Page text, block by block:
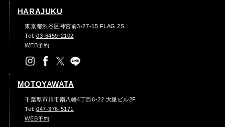
HARAJUKU
東京都渋谷区神宮前3-27-15 FLAG 2S
Tel:03-6459-2102
WEB予約
MOTOYAWATA
千葉県市川市南八幡4丁目6-22 大星ビル2F
Tel:047-376-5171
WEB予約